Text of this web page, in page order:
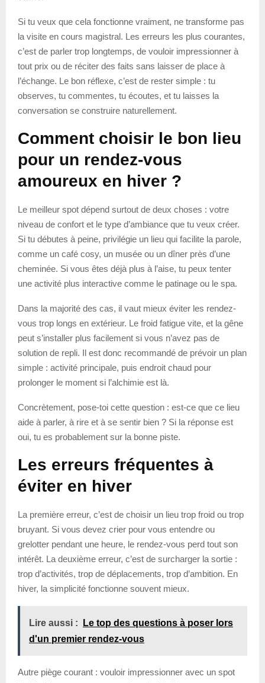
Si tu veux que cela fonctionne vraiment, ne transforme pas
la visite en cours magistral. Les erreurs les plus courantes,
c’est de parler trop longtemps, de vouloir impressionner à
tout prix ou de réciter des faits sans laisser de place à
l’échange. Le bon réflexe, c’est de rester simple : tu
observes, tu commentes, tu écoutes, et tu laisses la
conversation se construire naturellement.
Comment choisir le bon lieu
pour un rendez-vous
amoureux en hiver ?
Le meilleur spot dépend surtout de deux choses : votre
niveau de confort et le type d’ambiance que tu veux créer.
Si tu débutes à peine, privilégie un lieu qui facilite la parole,
comme un café cosy, un musée ou un dîner près d’une
cheminée. Si vous êtes déjà plus à l’aise, tu peux tenter
une activité plus interactive comme le patinage ou le spa.
Dans la majorité des cas, il vaut mieux éviter les rendez-
vous trop longs en extérieur. Le froid fatigue vite, et la gêne
peut s’installer plus facilement si vous n’avez pas de
solution de repli. Il est donc recommandé de prévoir un plan
simple : activité principale, puis endroit chaud pour
prolonger le moment si l’alchimie est là.
Concrètement, pose-toi cette question : est-ce que ce lieu
aide à parler, à rire et à se sentir bien ? Si la réponse est
oui, tu es probablement sur la bonne piste.
Les erreurs fréquentes à
éviter en hiver
La première erreur, c’est de choisir un lieu trop froid ou trop
bruyant. Si vous devez crier pour vous entendre ou
grelotter pendant une heure, le rendez-vous perd tout son
intérêt. La deuxième erreur, c’est de surcharger la sortie :
trop d’activités, trop de déplacements, trop d’ambition. En
hiver, la simplicité fonctionne souvent mieux.
Lire aussi :
Le top des questions à poser lors
d'un premier rendez-vous
Autre piège courant : vouloir impressionner avec un spot